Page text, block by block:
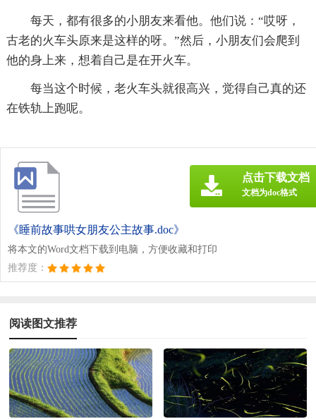
每天，都有很多的小朋友来看他。他们说：“哎呀，
古老的火车头原来是这样的呀。”然后，小朋友们会爬到
他的身上来，想着自己是在开火车。
每当这个时候，老火车头就很高兴，觉得自己真的还
在铁轨上跑呢。
《睡前故事哄女朋友公主故事.doc》
将本文的Word文档下载到电脑，方便收藏和打印
推荐度：
点击下载文档
文档为doc格式
阅读图文推荐